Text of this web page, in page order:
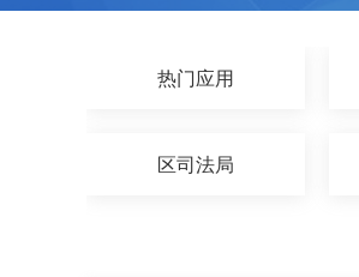
热门应用
区司法局